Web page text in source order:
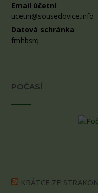
Email účetní:
ucetni@sousedovice.info
Datová schránka:
fmhbsrq
POČASÍ
KRÁTCE ZE